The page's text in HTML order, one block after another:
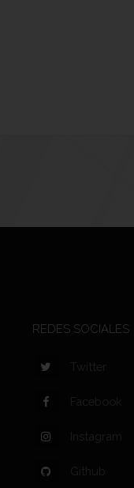
REDES SOCIALES
Twitter
Facebook
Instagram
Github